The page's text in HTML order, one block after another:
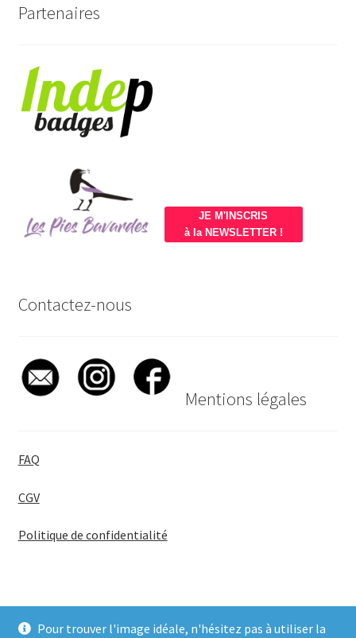
Pour trouver l'image idéale, n'hésitez pas à utiliser la
Partenaires
JE M'INSCRIS
à la NEWSLETTER !
Contactez-nous
Mentions légales
FAQ
CGV
Politique de confidentialité